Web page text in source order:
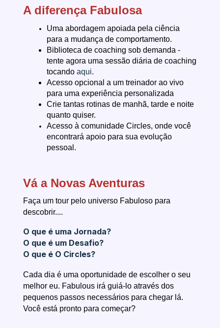
A diferença Fabulosa
Uma abordagem apoiada pela ciência
para a mudança de comportamento.
Biblioteca de coaching sob demanda -
tente agora uma sessão diária de coaching
tocando aqui.
Acesso opcional a um treinador ao vivo
para uma experiência personalizada
Crie tantas rotinas de manhã, tarde e noite
quanto quiser.
Acesso à comunidade Circles, onde você
encontrará apoio para sua evolução
pessoal.
Vá a Novas Aventuras
Faça um tour pelo universo Fabuloso para
descobrir....
O que é uma Jornada?
O que é um Desafio?
O que é O Circles?
Cada dia é uma oportunidade de escolher o seu
melhor eu. Fabulous irá guiá-lo através dos
pequenos passos necessários para chegar lá.
Você está pronto para começar?